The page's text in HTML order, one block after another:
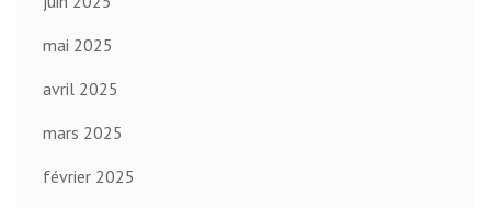
mai 2025
avril 2025
mars 2025
février 2025